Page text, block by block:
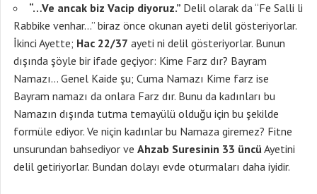
“…Ve ancak biz Vacip diyoruz.” Delil olarak da “Fe Salli li
Rabbike venhar…” biraz önce okunan ayeti delil gösteriyorlar.
İkinci Ayette; Hac 22/37 ayeti ni delil gösteriyorlar. Bunun
dışında şöyle bir ifade geçiyor: Kime Farz dır? Bayram
Namazı… Genel Kaide şu; Cuma Namazı Kime farz ise
Bayram namazı da onlara Farz dır. Bunu da kadınları bu
Namazın dışında tutma temayülü olduğu için bu şekilde
formüle ediyor. Ve niçin kadınlar bu Namaza giremez? Fitne
unsurundan bahsediyor ve Ahzab Suresinin 33 üncüAyetini
delil getiriyorlar. Bundan dolayı evde oturmaları daha iyidir.